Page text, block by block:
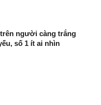
người càng trắng
số 1 ít ai nhìn